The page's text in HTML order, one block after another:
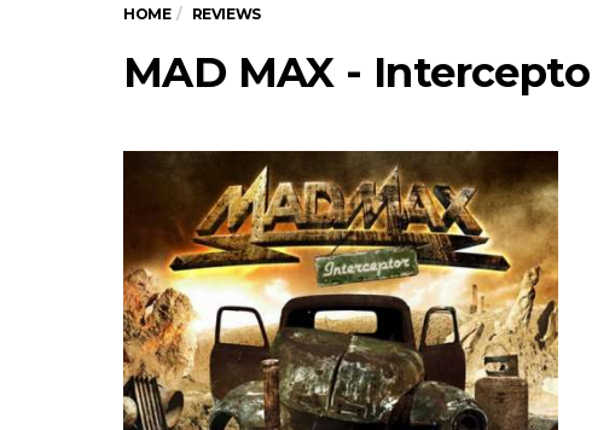
HOME REVIEWS
MAD MAX -